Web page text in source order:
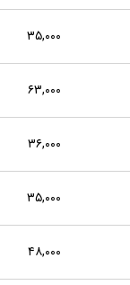
۳۵,۰۰۰
۶۳,۰۰۰
۳۶,۰۰۰
۳۵,۰۰۰
۴۸,۰۰۰